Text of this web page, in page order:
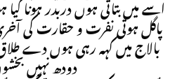
اسے میں بتاتی ہوں دربدر ہونا
پاگل ہوتی نفرت و حقارت کی
بالاج میں کہہ رہی ہوں دے طلاق
دودھ نہیں